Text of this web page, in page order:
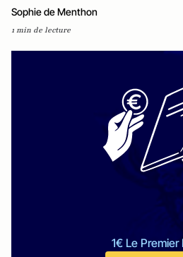
Sophie de Menthon
1 min de lecture
1€ Le Premier